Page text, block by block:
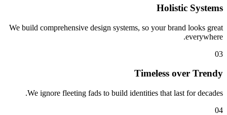
Holistic Systems
We build comprehensive design systems, so your brand looks great
everywhere.
03
Timeless over Trendy
We ignore fleeting fads to build identities that last for decades.
04